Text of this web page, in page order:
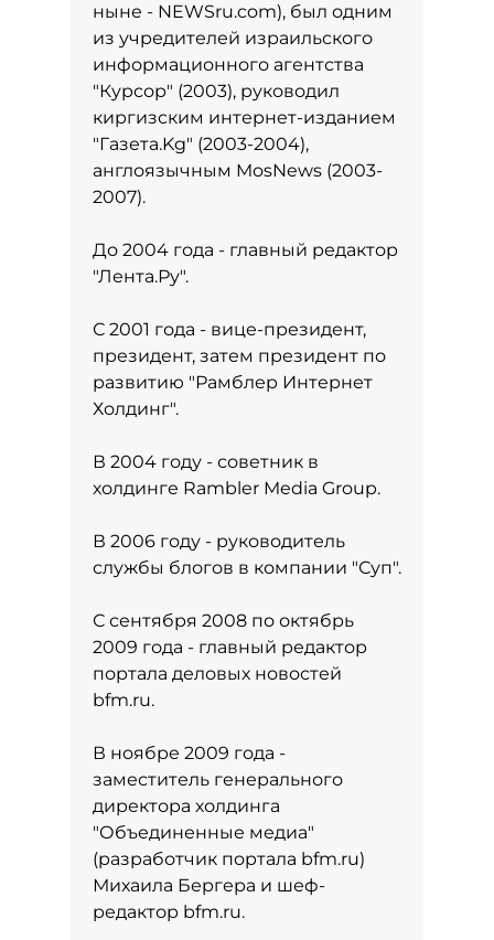
ныне - NEWSru.com), был одним
из учредителей израильского
информационного агентства
"Курсор" (2003), руководил
киргизским интернет-изданием
"Газета.Kg" (2003-2004),
англоязычным MosNews (2003-
2007).
До 2004 года - главный редактор
"Лента.Ру".
С 2001 года - вице-президент,
президент, затем президент по
развитию "Рамблер Интернет
Холдинг".
В 2004 году - советник в
холдинге Rambler Media Group.
В 2006 году - руководитель
службы блогов в компании "Суп".
С сентября 2008 по октябрь
2009 года - главный редактор
портала деловых новостей
bfm.ru.
В ноябре 2009 года -
заместитель генерального
директора холдинга
"Объединенные медиа"
(разработчик портала bfm.ru)
Михаила Бергера и шеф-
редактор bfm.ru.